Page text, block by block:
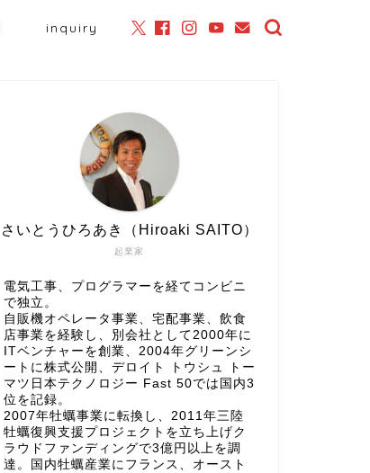
inquiry
起業家
さいとうひろあき（Hiroaki SAITO）
電気工事、プログラマーを経てコンビニ
で独立。
自販機オペレータ事業、宅配事業、飲食
店事業を経験し、別会社として2000年に
ITベンチャーを創業、2004年グリーンシ
ートに株式公開、 デロイト トウシュ トー
マツ日本テクノロジー Fast 50では国内3
位を記録。
2007年牡蠣事業に転換し、2011年三陸
牡蠣復興支援プロジェクトを立ち上げク
ラウドファンディングで3億円以上を調
達。国内牡蠣産業にフランス、オースト